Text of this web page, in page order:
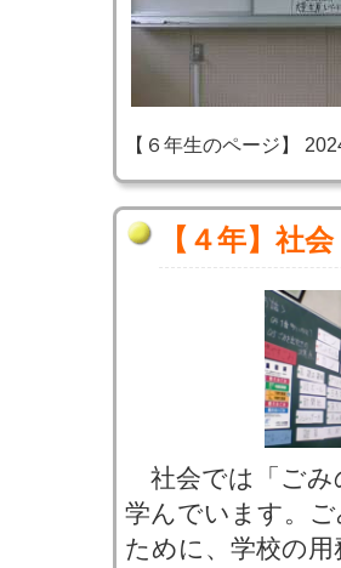
【６年生のページ】
【４年】社
社会では「ごみ
学んでいます。
ために、学校の